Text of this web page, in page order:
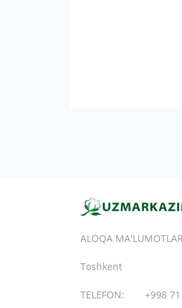
ALOQA
Toshkent
TELEFON: +998